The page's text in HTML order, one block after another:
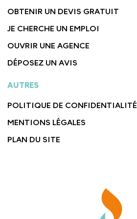
OBTENIR UN DEVIS GRATUIT
JE CHERCHE UN EMPLOI
OUVRIR UNE AGENCE
DÉPOSEZ UN AVIS
AUTRES
POLITIQUE DE CONFIDENTIALITÉ
MENTIONS LÉGALES
PLAN DU SITE